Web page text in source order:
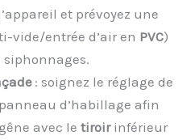
et prévoyez une
vide/entrée d’air en PVC)
siphonnages.
: soignez le réglage de
d’habillage afin
avec letiroirinférieur